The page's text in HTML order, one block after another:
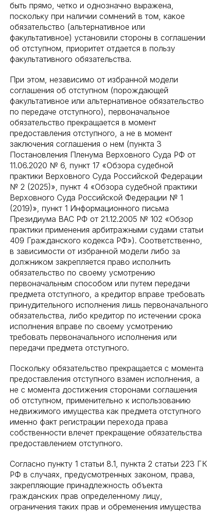
быть прямо, четко и однозначно выражена,
поскольку при наличии сомнений в том, какое
обязательство (альтернативное или
факультативное) установили стороны в соглашении
об отступном, приоритет отдается в пользу
факультативного обязательства.
При этом, независимо от избранной модели
соглашения об отступном (порождающей
факультативное или альтернативное обязательство
по передаче отступного), первоначальное
обязательство прекращается в момент
предоставления отступного, а не в момент
заключения соглашения о нем (пункта 3
Постановления Пленума Верховного Суда РФ от
11.06.2020 № 6, пункт 17 «Обзора судебной
практики Верховного Суда Российской Федерации
№ 2 (2025)», пункт 4 «Обзора судебной практики
Верховного Суда Российской Федерации № 1
(2019)», пункт 1 Информационного письма
Президиума ВАС РФ от 21.12.2005 № 102 «Обзор
практики применения арбитражными судами статьи
409 Гражданского кодекса РФ»). Соответственно,
в зависимости от избранной модели либо за
должником закрепляется право исполнить
обязательство по своему усмотрению
первоначальным способом или путем передачи
предмета отступного, а кредитор вправе требовать
принудительного исполнения лишь первоначального
обязательства, либо кредитор по истечении срока
исполнения вправе по своему усмотрению
требовать первоначального исполнения или
передачи предмета отступного.
Поскольку обязательство прекращается с момента
предоставления отступного взамен исполнения, а
не с момента достижения сторонами соглашения
об отступном, применительно к использованию
недвижимого имущества как предмета отступного
именно факт регистрации перехода права
собственности влечет прекращение обязательства
предоставлением отступного.
Согласно пункту 1 статьи 8.1, пункта 2 статьи 223 ГК
РФ в случаях, предусмотренных законом, права,
закрепляющие принадлежность объекта
гражданских прав определенному лицу,
ограничения таких прав и обременения имущества